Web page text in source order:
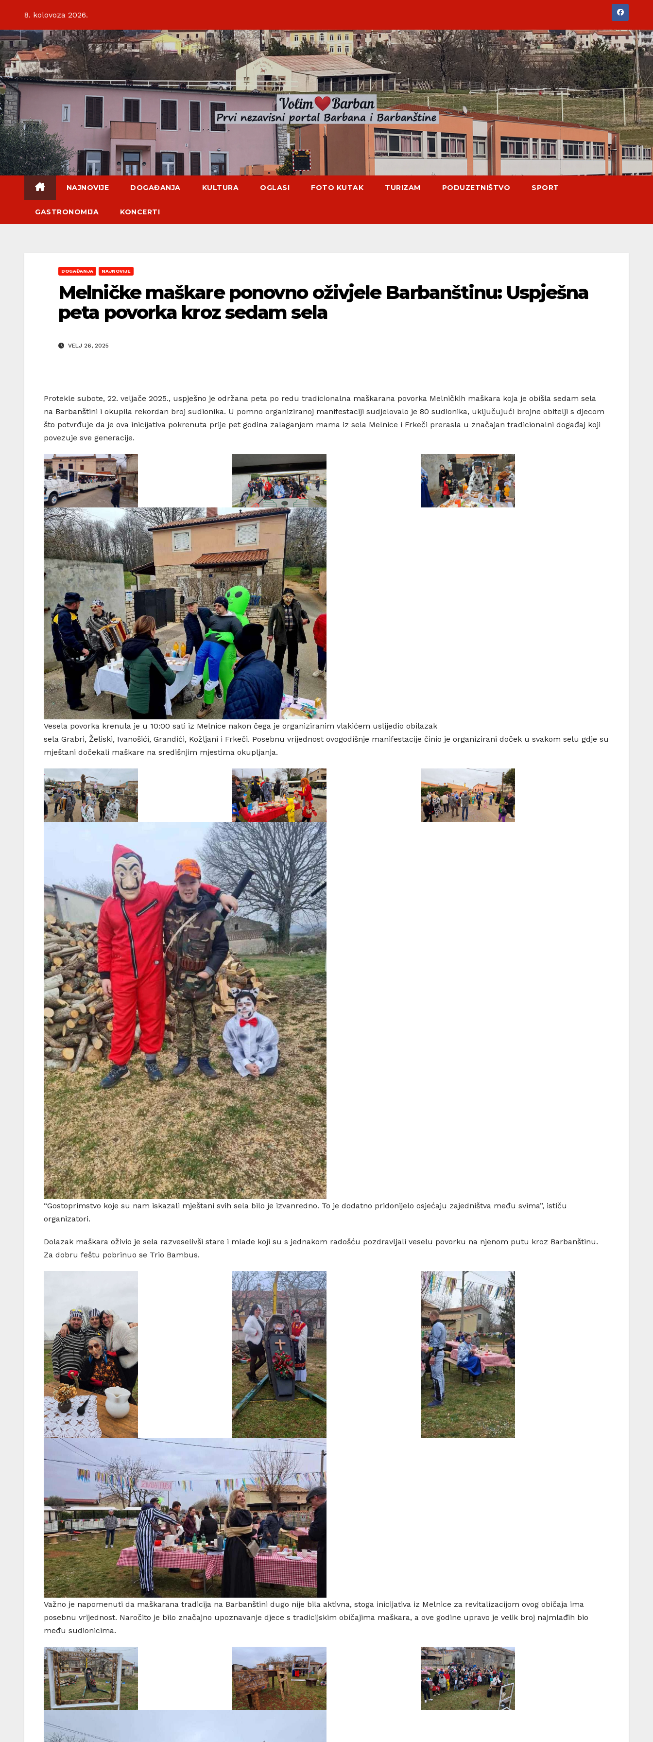
content
8. kolovoza 2026.
NAJNOVIJE DOGAĐANJA KULTURA OGLASI FOTO KUTAK TURIZAM PODUZETNIŠTVO SPORT
GASTRONOMIJA KONCERTI
DOGAĐANJA NAJNOVIJE
Melničke maškare ponovno oživjele Barbanštinu: Uspješna
peta povorka kroz sedam sela
VELJ 26, 2025
Protekle subote, 22. veljače 2025., uspješno je održana peta po redu tradicionalna maškarana povorka Melničkih maškara koja je obišla sedam sela
na Barbanštini i okupila rekordan broj sudionika. U pomno organiziranoj manifestaciji sudjelovalo je 80 sudionika, uključujući brojne obitelji s djecom
što potvrđuje da je ova inicijativa pokrenuta prije pet godina zalaganjem mama iz sela Melnice i Frkeči prerasla u značajan tradicionalni događaj koji
povezuje sve generacije.
Vesela povorka krenula je u 10:00 sati iz Melnice nakon čega je organiziranim vlakićem uslijedio obilazak
sela Grabri, Želiski, Ivanošići, Grandići, Kožljani i Frkeči. Posebnu vrijednost ovogodišnje manifestacije činio je organizirani doček u svakom selu gdje su
mještani dočekali maškare na središnjim mjestima okupljanja.
“Gostoprimstvo koje su nam iskazali mještani svih sela bilo je izvanredno. To je dodatno pridonijelo osjećaju zajedništva među svima”, ističu
organizatori.
Dolazak maškara oživio je sela razveselivši stare i mlade koji su s jednakom radošću pozdravljali veselu povorku na njenom putu kroz Barbanštinu.
Za dobru feštu pobrinuo se Trio Bambus.
Važno je napomenuti da maškarana tradicija na Barbanštini dugo nije bila aktivna, stoga inicijativa iz Melnice za revitalizacijom ovog običaja ima
posebnu vrijednost. Naročito je bilo značajno upoznavanje djece s tradicijskim običajima maškara, a ove godine upravo je velik broj najmlađih bio
među sudionicima.